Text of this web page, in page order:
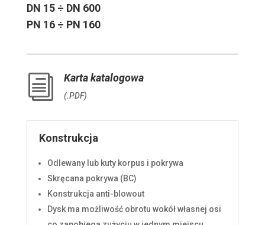
DN 15 ÷ DN 600
PN 16 ÷ PN 160
i Karta katalogowa
(.PDF)
Konstrukcja
Odlewany lub kuty korpus i pokrywa
Skręcana pokrywa (BC)
Konstrukcja anti-blowout
Dysk ma możliwość obrotu wokół własnej osi